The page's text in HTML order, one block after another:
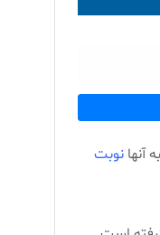
آنها نوبت